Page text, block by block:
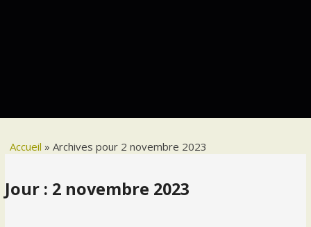
Accueil »Archives pour 2 novembre 2023
Jour : 2 novembre 2023